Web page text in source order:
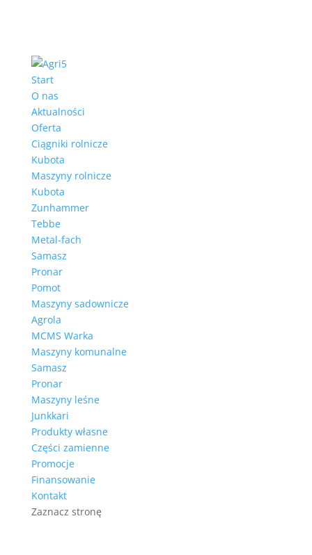
Start
O nas
Aktualności
Oferta
Ciągniki rolnicze
Kubota
Maszyny rolnicze
Kubota
Zunhammer
Tebbe
Metal-fach
Samasz
Pronar
Pomot
Maszyny sadownicze
Agrola
MCMS Warka
Maszyny komunalne
Samasz
Pronar
Maszyny leśne
Junkkari
Produkty własne
Części zamienne
Promocje
Finansowanie
Kontakt
Zaznacz stronę